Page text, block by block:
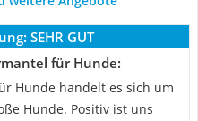
SEHR GUT
für Hunde:
Hunde handelt es sich um
Hunde. Positiv ist uns